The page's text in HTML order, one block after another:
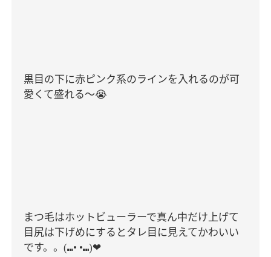
黒目の下に赤ピンク系のラインを入れるのが可
愛くて盛れる〜😭
まつ毛はホットビューラーで真ん中だけ上げて
目尻は下げめにするとタレ目に見えてかわいい
です。。 (⑉• •⑉)❤︎